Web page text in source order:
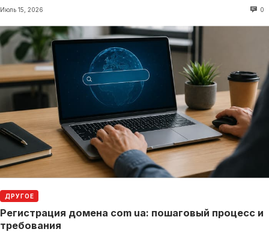
Июль 15, 2026 0
ДРУГОЕ
Регистрация домена com ua: пошаговый процесс и
требования